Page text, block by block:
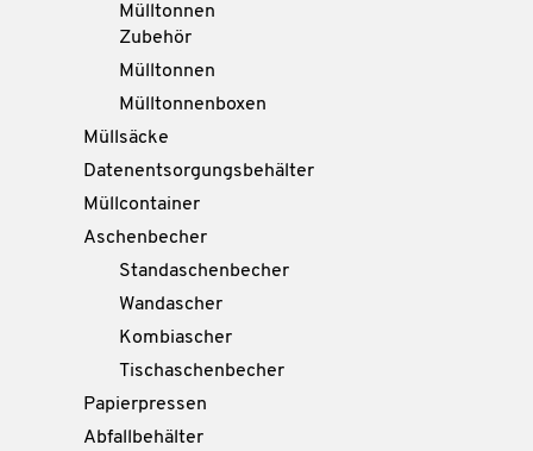
Mülltonnen
Zubehör
Mülltonnen
Mülltonnenboxen
Müllsäcke
Datenentsorgungsbehälter
Müllcontainer
Aschenbecher
Standaschenbecher
Wandascher
Kombiascher
Tischaschenbecher
Papierpressen
Abfallbehälter